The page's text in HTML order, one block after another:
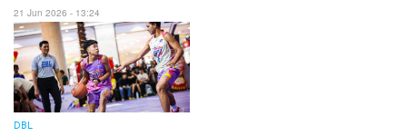
21 Jun 2026 - 13:24
DBL